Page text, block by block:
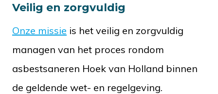
Veilig en zorgvuldig
Onze missie is het veilig en zorgvuldig
managen van het proces rondom
asbestsaneren Hoek van Holland binnen
de geldende wet- en regelgeving.